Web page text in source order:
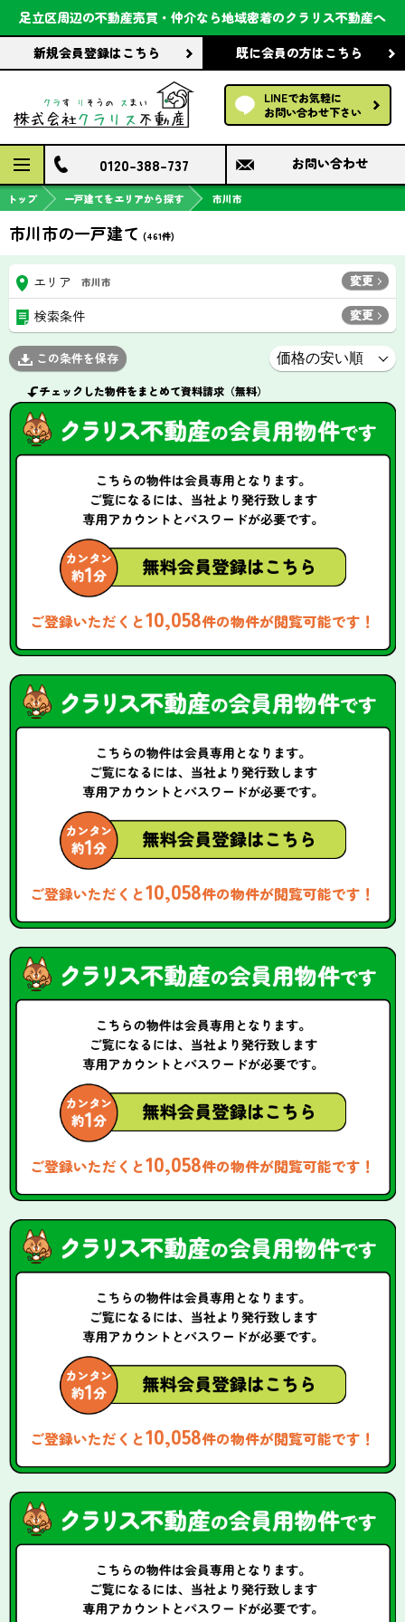
足立区周辺の不動産売買・仲介なら地域密着のクラリス不動産へ
新規会員登録はこちら 既に会員の方はこちら
LINEでお気軽に
お問い合わせ下さい
会社案内
前回の履歴で探す
保存した条件で探す
検討中の物件
0120-388-737 お問い合わせ
トップ 一戸建てをエリアから探す 市川市
市川市の一戸建て (461件)
エリア 市川市 変更
検索条件 変更
この条件を保存
チェックした物件をまとめて資料請求（無料）
ご登録いただくと10,058件の物件が閲覧可能です！
ご登録いただくと10,058件の物件が閲覧可能です！
ご登録いただくと10,058件の物件が閲覧可能です！
ご登録いただくと10,058件の物件が閲覧可能です！